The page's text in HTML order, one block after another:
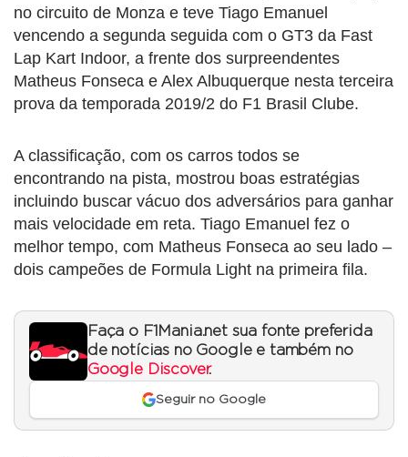
no circuito de Monza e teve Tiago Emanuel
vencendo a segunda seguida com o GT3 da Fast
Lap Kart Indoor, a frente dos surpreendentes
Matheus Fonseca e Alex Albuquerque nesta terceira
prova da temporada 2019/2 do F1 Brasil Clube.
A classificação, com os carros todos se
encontrando na pista, mostrou boas estratégias
incluindo buscar vácuo dos adversários para ganhar
mais velocidade em reta. Tiago Emanuel fez o
melhor tempo, com Matheus Fonseca ao seu lado –
dois campeões de Formula Light na primeira fila.
Faça o F1Mania.net sua fonte preferida
de notícias no Google e também no
Google Discover.
Seguir no Google